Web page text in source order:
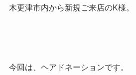
木更津市内から新規ご来店のK様。
今回は、ヘアドネーションです。